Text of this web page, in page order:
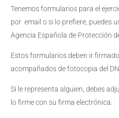
Tenemos formularios para el
por email o si lo prefiere, puedes
Agencia Española de Protección
Estos formularios deben ir
acompañados de fotocopia del
Si le representa alguien, debes
lo firme con su firma electrónica.